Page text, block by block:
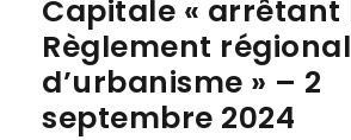
Capitale « arrêtant
Règlement régional
d’urbanisme » – 2
septembre 2024